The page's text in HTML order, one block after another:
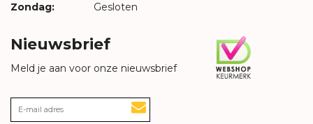
Zondag: Gesloten
Nieuwsbrief
Meld je aan voor onze nieuwsbrief